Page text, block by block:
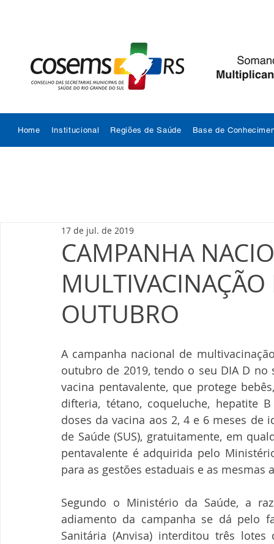
Home Institucional Regiões de Saúde Base de
CAMPANHA
OUTUBRO
17 de jul. de 2019
A campanha nacional de
outubro de 2019, tendo o seu DIA D
vacina pentavalente, que protege
difteria, tétano, coqueluche, hepatite
doses da vacina aos 2, 4 e 6 meses de
de Saúde (SUS), gratuitamente, em
pentavalente é adquirida pelo
para as gestões estaduais e as
Segundo o Ministério da Saúde, a
adiamento da campanha se dá pelo
Sanitária (Anvisa) interditou três